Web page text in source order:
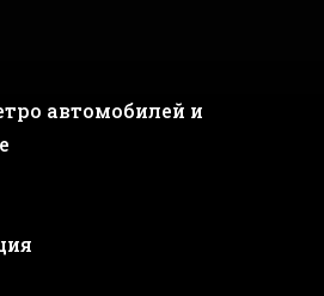
автомобилей и